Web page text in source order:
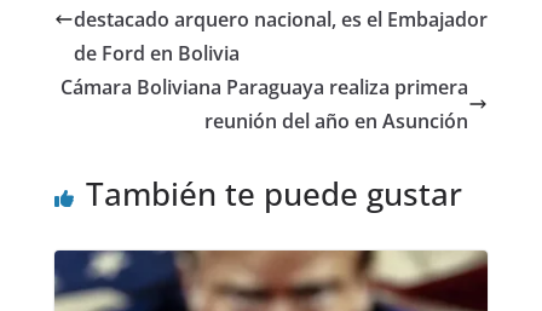
destacado arquero nacional, es el Embajador
de Ford en Bolivia
Cámara Boliviana Paraguaya realiza primera
reunión del año en Asunción
También te puede gustar